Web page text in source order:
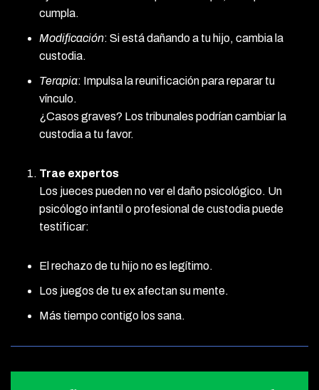
cumpla.
Modificación: Si está dañando a tu hijo, cambia la
custodia.
Terapia: Impulsa la reunificación para reparar tu
vínculo.
¿Casos graves? Los tribunales podrían cambiar la
custodia a tu favor.
Trae expertos
Los jueces pueden no ver el daño psicológico. Un
psicólogo infantil o profesional de custodia puede
testificar:
El rechazo de tu hijo no es legítimo.
Los juegos de tu ex afectan su mente.
Más tiempo contigo los sana.